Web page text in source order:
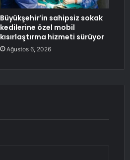
Büyükşehir’in sahipsiz sokak
kedilerine özel mobil
kısırlaştırma hizmeti sürüyor
Ağustos 6, 2026